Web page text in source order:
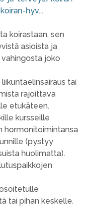
hyv...
koirastaan, sen
asioista ja
joko
tai
rajoittava
etukäteen.
kursseille
hormonitoimintansa
(pystyy
huolimatta).
tai pihan keskelle.